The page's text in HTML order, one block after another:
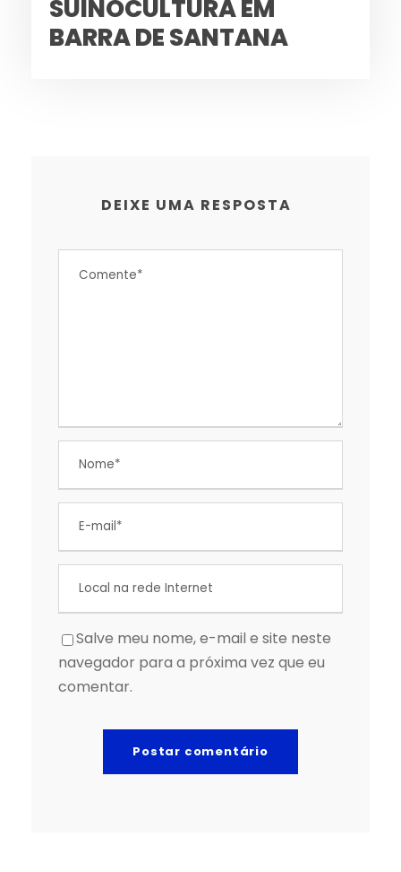
SUINOCULTURA EM
BARRA DE SANTANA
DEIXE UMA RESPOSTA
Salve meu nome, e-mail e site neste
navegador para a próxima vez que eu
comentar.